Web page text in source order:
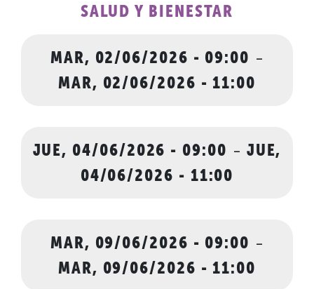
SALUD Y BIENESTAR
MAR, 02/06/2026 - 09:00 -
MAR, 02/06/2026 - 11:00
JUE, 04/06/2026 - 09:00 - JUE,
04/06/2026 - 11:00
MAR, 09/06/2026 - 09:00 -
MAR, 09/06/2026 - 11:00